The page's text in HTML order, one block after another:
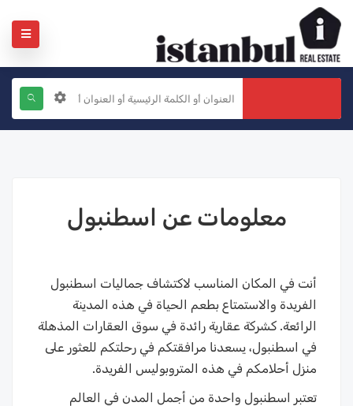
معلومات عن اسطنبول
أنت في المكان المناسب لاكتشاف جماليات اسطنبول
الفريدة والاستمتاع بطعم الحياة في هذه المدينة
الرائعة. كشركة عقارية رائدة في سوق العقارات المذهلة
في اسطنبول، يسعدنا مرافقتكم في رحلتكم للعثور على
منزل أحلامكم في هذه المتروبوليس الفريدة.
تعتبر اسطنبول واحدة من أجمل المدن في العالم